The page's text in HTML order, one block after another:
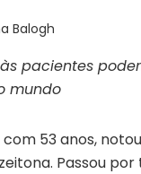
Balogh
pacientes
mundo
53 anos,
Passou